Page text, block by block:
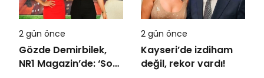
2 gün önce
Gözde Demirbilek,
NR1 Magazin’de: ‘Son
2 gün önce
Kayseri’de izdiham
değil, rekor vardı!